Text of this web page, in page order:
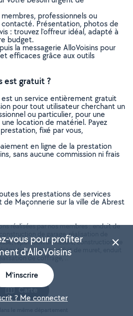
professionnels ou
Présentation, photos de
: trouvez l'offreur idéal, adapté à
budget.
la messagerie AlloVoisins pour
efficaces grâce aux outils
est gratuit ?
est un service entièrement gratuit
pour tout utilisateur cherchant un
ou particulier, pour une
location de matériel. Payez
fixé par vous,
en ligne de la prestation
sans aucune commission ni frais
les prestations de services
Maçonnerie sur la ville de Abrest
réalisées par nos membres : enduit de
de garage, réalisation de
réparation de fissure, construction de
de mur, enduit de muret, enduit
de coffrage, ..
Carte
vous pour profiter
d'AlloVoisins
M'inscrire
? Me connecter